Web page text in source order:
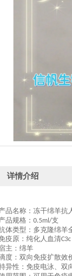
详情介绍
品名称：冻干绵羊抗
品规格： 0.5ml/支
体类型：多克隆绵羊
疫原：纯化人血清C3c
主：绵羊
度：双向免疫扩散效
异性：免疫电泳、双